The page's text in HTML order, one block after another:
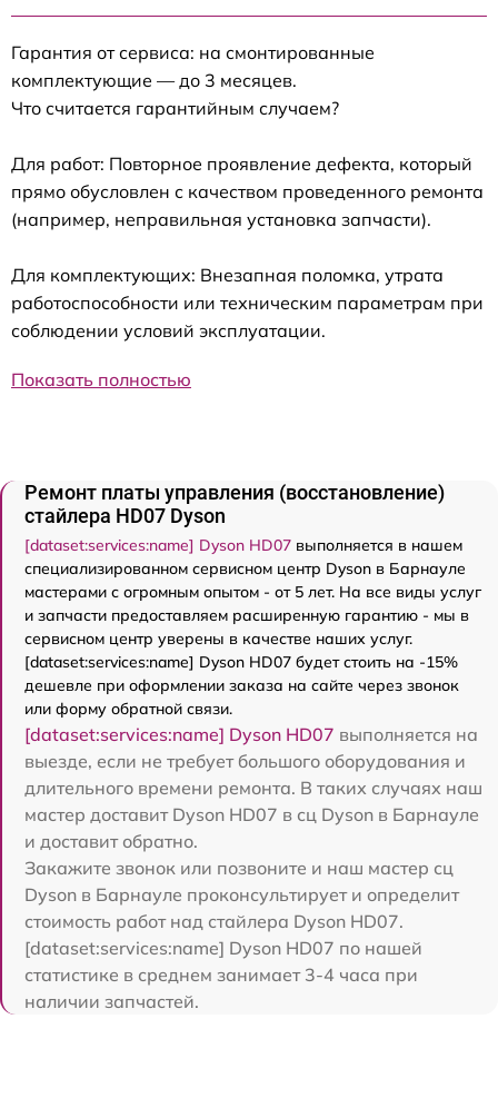
Гарантия от сервиса: на смонтированные
комплектующие — до 3 месяцев.
Что считается гарантийным случаем?
Для работ: Повторное проявление дефекта, который
прямо обусловлен с качеством проведенного ремонта
(например, неправильная установка запчасти).
Для комплектующих: Внезапная поломка, утрата
работоспособности или техническим параметрам при
соблюдении условий эксплуатации.
Показать полностью
Ремонт платы управления (восстановление)
стайлера HD07 Dyson
[dataset:services:name] Dyson HD07 выполняется в нашем
специализированном сервисном центр Dyson в Барнауле
мастерами с огромным опытом - от 5 лет. На все виды услуг
и запчасти предоставляем расширенную гарантию - мы в
сервисном центр уверены в качестве наших услуг.
[dataset:services:name] Dyson HD07 будет стоить на -15%
дешевле при оформлении заказа на сайте через звонок
или форму обратной связи.
[dataset:services:name] Dyson HD07 выполняется на
выезде, если не требует большого оборудования и
длительного времени ремонта. В таких случаях наш
мастер доставит Dyson HD07 в сц Dyson в Барнауле
и доставит обратно.
Закажите звонок или позвоните и наш мастер сц
Dyson в Барнауле проконсультирует и определит
стоимость работ над стайлера Dyson HD07.
[dataset:services:name] Dyson HD07 по нашей
статистике в среднем занимает 3-4 часа при
наличии запчастей.